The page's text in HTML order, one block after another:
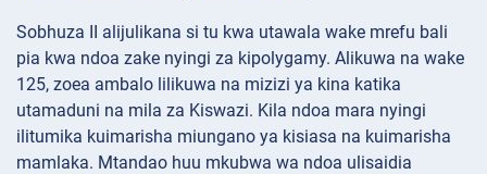
Sobhuza II alijulikana si tu kwa utawala wake mrefu bali
pia kwa ndoa zake nyingi za kipolygamy. Alikuwa na wake
125, zoea ambalo lilikuwa na mizizi ya kina katika
utamaduni na mila za Kiswazi. Kila ndoa mara nyingi
ilitumika kuimarisha miungano ya kisiasa na kuimarisha
mamlaka. Mtandao huu mkubwa wa ndoa ulisaidia